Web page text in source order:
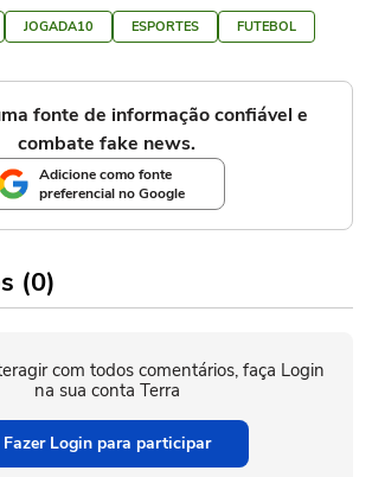
JOGADA10 ESPORTES FUTEBOL
fonte de informação confiável e
combate fake news.
Adicione como fonte
preferencial no Google
(0)
com todos comentários, faça Login
na sua conta Terra
Fazer Login para participar